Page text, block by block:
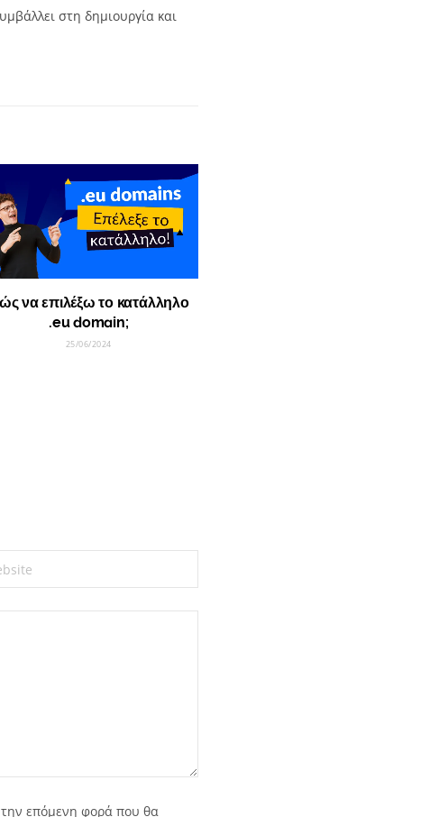
στη δημιουργία και
να επιλέξω το κατάλληλο
.eu domain;
25/06/2024
επόμενη φορά που θα